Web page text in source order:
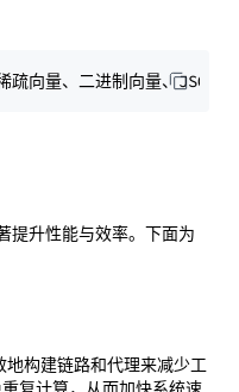
提升性能与效率。下面为
构建链路和代理来减少工
复计算，从而加快系统速